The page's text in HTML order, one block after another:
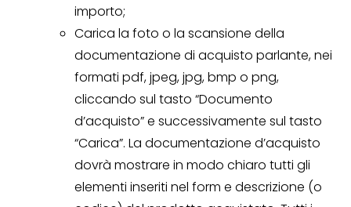
importo;
Carica la foto o la scansione della
documentazione di acquisto parlante, nei
formati pdf, jpeg, jpg, bmp o png,
cliccando sul tasto “Documento
d’acquisto” e successivamente sul tasto
“Carica”. La documentazione d’acquisto
dovrà mostrare in modo chiaro tutti gli
elementi inseriti nel form e descrizione (o